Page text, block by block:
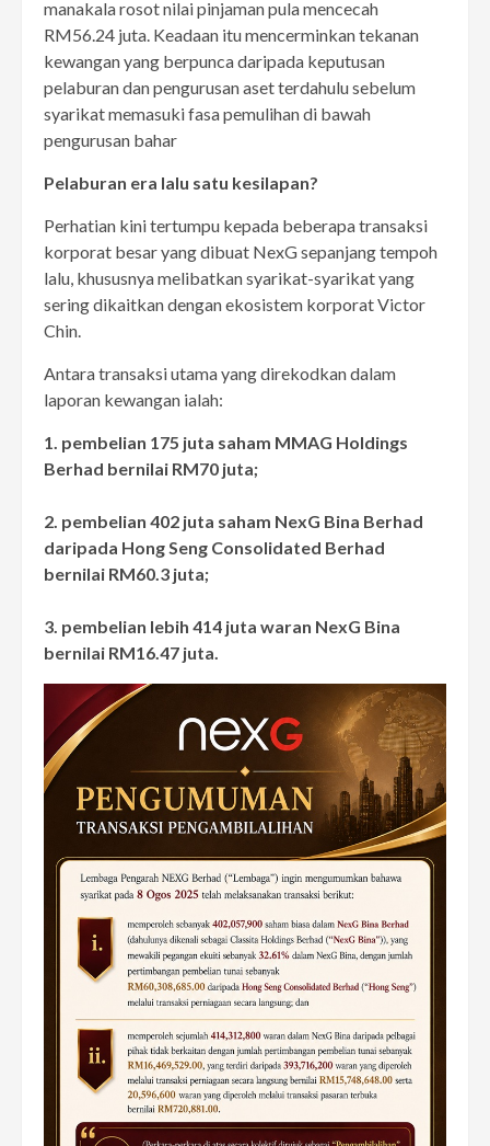
manakala rosot nilai pinjaman pula mencecah
RM56.24 juta. Keadaan itu mencerminkan tekanan
kewangan yang berpunca daripada keputusan
pelaburan dan pengurusan aset terdahulu sebelum
syarikat memasuki fasa pemulihan di bawah
pengurusan bahar
Pelaburan era lalu satu kesilapan?
Perhatian kini tertumpu kepada beberapa transaksi
korporat besar yang dibuat NexG sepanjang tempoh
lalu, khususnya melibatkan syarikat-syarikat yang
sering dikaitkan dengan ekosistem korporat Victor
Chin.
Antara transaksi utama yang direkodkan dalam
laporan kewangan ialah:
1. pembelian 175 juta saham MMAG Holdings
Berhad bernilai RM70 juta;
2. pembelian 402 juta saham NexG Bina Berhad
daripada Hong Seng Consolidated Berhad
bernilai RM60.3 juta;
3. pembelian lebih 414 juta waran NexG Bina
bernilai RM16.47 juta.